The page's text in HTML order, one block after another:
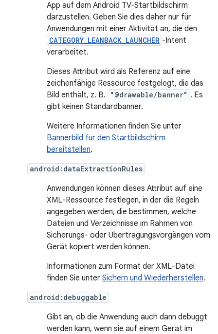
App auf dem Android TV-Startbildschirm
darzustellen. Geben Sie dies daher nur für
Anwendungen mit einer Aktivität an, die den
CATEGORY_LEANBACK_LAUNCHER -Intent
verarbeitet.
Dieses Attribut wird als Referenz auf eine
zeichenfähige Ressource festgelegt, die das
Bild enthält, z. B.
"@drawable/banner" . Es
gibt keinen Standardbanner.
Weitere Informationen finden Sie unter
Bannerbild für den Startbildschirm
bereitstellen.
android:dataExtractionRules
Anwendungen können dieses Attribut auf eine
XML-Ressource festlegen, in der die Regeln
angegeben werden, die bestimmen, welche
Dateien und Verzeichnisse im Rahmen von
Sicherungs- oder Übertragungsvorgängen vom
Gerät kopiert werden können.
Informationen zum Format der XML-Datei
finden Sie unter Sichern und Wiederherstellen.
android:debuggable
Gibt an, ob die Anwendung auch dann debuggt
werden kann, wenn sie auf einem Gerät im